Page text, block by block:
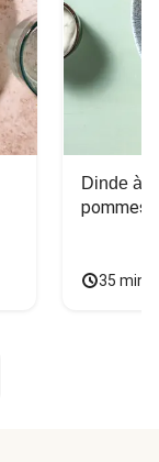
Dinde à
pommes
35